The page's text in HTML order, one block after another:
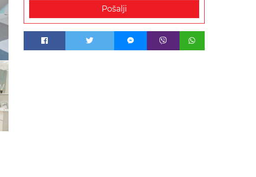
Pošalji